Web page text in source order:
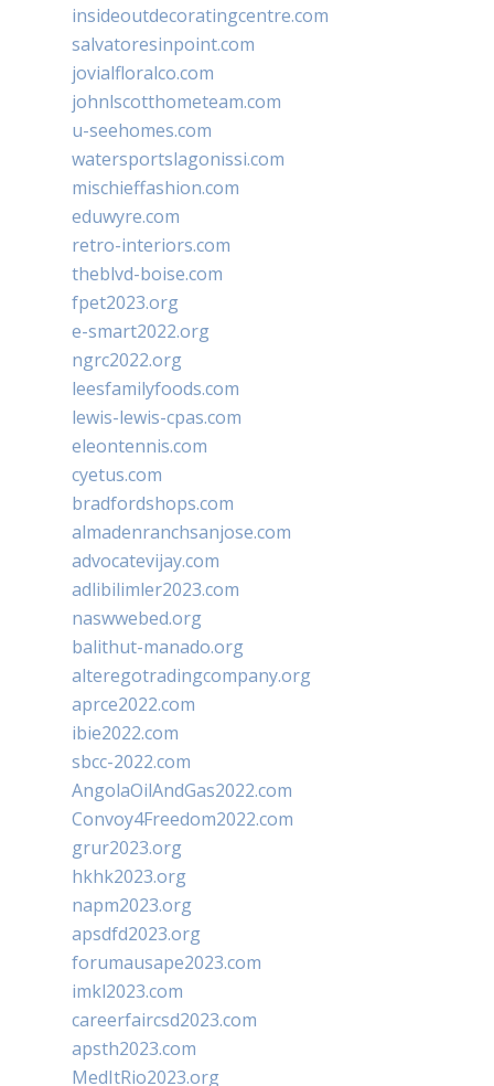
insideoutdecoratingcentre.com
salvatoresinpoint.com
jovialfloralco.com
johnlscotthometeam.com
u-seehomes.com
watersportslagonissi.com
mischieffashion.com
eduwyre.com
retro-interiors.com
theblvd-boise.com
fpet2023.org
e-smart2022.org
ngrc2022.org
leesfamilyfoods.com
lewis-lewis-cpas.com
eleontennis.com
cyetus.com
bradfordshops.com
almadenranchsanjose.com
advocatevijay.com
adlibilimler2023.com
naswwebed.org
balithut-manado.org
alteregotradingcompany.org
aprce2022.com
ibie2022.com
sbcc-2022.com
AngolaOilAndGas2022.com
Convoy4Freedom2022.com
grur2023.org
hkhk2023.org
napm2023.org
apsdfd2023.org
forumausape2023.com
imkl2023.com
careerfaircsd2023.com
apsth2023.com
MedItRio2023.org